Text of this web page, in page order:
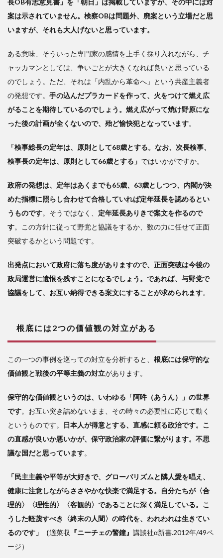
案は示されていません。検察OBは問題外、廃案という立場だと思
いますが、それも大人げないと思っています。
ある意味、そういった専門家の感情を上手く採り入れながら、チ
ャッカマンとしては、争いごとが大きくなれば良いと思っている
のでしょう。ただ、それは「内乱から革命へ」という共産主義者
の発想です。 手の込んだプラカードを作って、火をつけて燃え広
がることを期待しているのでしょう。燃え広がって焼け野原にな
った後の計画が全くないので、殆ど愉快犯となっています。
「検事総長の定年は、原則として68歳とする。なお、次長検事、
検事長の定年は、原則として66歳とする」 ではいかがですか。
政府の発想は、定年はあくまでも65歳、63歳としつつ、内閣が決
めた指標に照らし合わせて合格していれば定年延長を認めるとい
うものです。そうではなく、 定年延長ありきで案文を作るので
す。この方針に従って野党と協議をするか、数の力に任せて正面
突破するかという問題です。
出発点において政府に落ち度がありますので、正面突破は今後の
政局運営に遺恨を残すことになるでしょう。であれば、与野党で
協議をして、お互い納得できる案文にすることが求められます。
根底には2つの価値観の対立がある
この一つの事例を巡っての対立を分析すると、 根底には保守的な
価値観と戦後の平等主義の対立があります。
保守的な価値観というのは、いわゆる「阿吽（あうん）」の世界
です。お互い突き詰めないまま、その時々の必要性に応じて動く
というものです。
日本人が得意とする、直感に頼る政治です。こ
の直感が良いか悪いかが、保守政治家の評価に繋がります。不思
議な国だと思っています。
「民主主義や平等が大好きで、グローバリズムと隣人愛を唱え、
健康に注意しながらささやかな快楽で満足する。自分たちが〈合
理的〉〈理性的〉〈客観的〉であることに深く満足している。こ
うした軽蔑すべき〈終末の人間〉の時代を、われわれは生きてい
るのです」（適菜収 『ニーチェの警鐘』 講談社α新書.2012年/49ペ
ージ）